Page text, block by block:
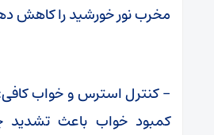
مخرب نور خورشید را کاهش
– کنترل استرس و خواب
کمبود خواب باعث تشدید